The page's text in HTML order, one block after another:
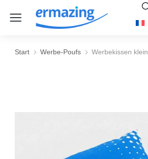
Sie befinden sich hier:
Start Werbe-Poufs Werbekissen klein